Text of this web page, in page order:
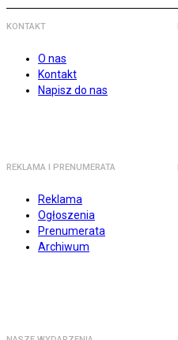
KONTAKT
O nas
Kontakt
Napisz do nas
REKLAMA I PRENUMERATA
Reklama
Ogłoszenia
Prenumerata
Archiwum